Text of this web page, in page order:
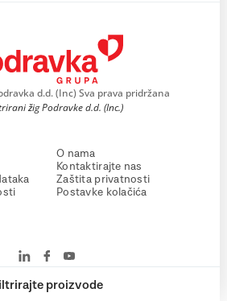
proizvode
d.d. (Inc) Sva prava pridržana
žig Podravke d.d. (Inc.)
O nama
Kontaktirajte nas
Zaštita privatnosti
Postavke kolačića